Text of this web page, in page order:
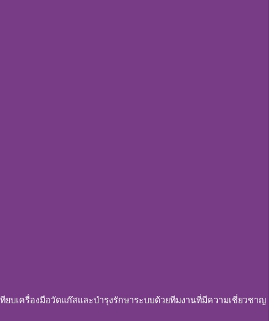
ยบเครื่องมือวัดแก๊สและบำรุงรักษาระบบด้วยทีมงานที่มีความเชี่ยวชาญ